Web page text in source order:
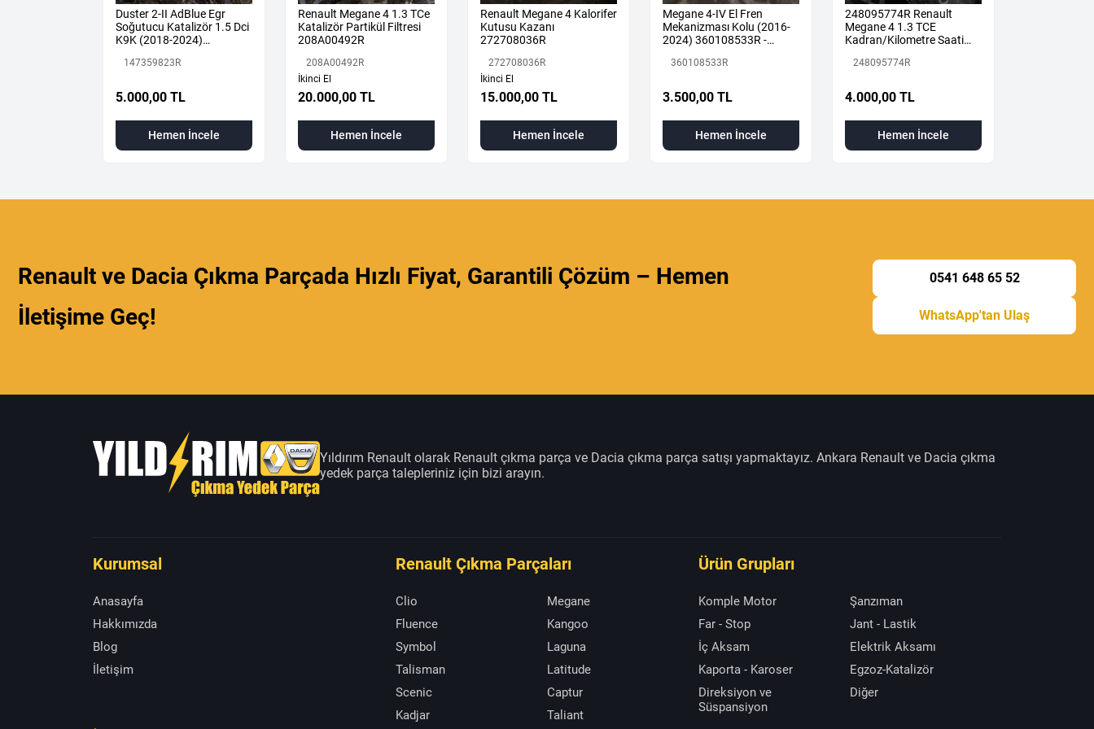
Duster 2-II AdBlue Egr
Soğutucu Katalizör 1.5 Dci
K9K (2018-2024)
Çıkma
147359823R
5.000,00 TL
Hemen İncele
Renault Megane 4 1.3 TCe
Katalizör Partikül Filtresi
208A00492R
208A00492R
İkinci El
20.000,00 TL
Hemen İncele
Renault Megane 4 Kalorifer
Kutusu Kazanı
272708036R
272708036R
İkinci El
15.000,00 TL
Hemen İncele
Megane 4-IV El Fren
Mekanizması Kolu (2016-
2024) 360108533R -
360108533R
3.500,00 TL
Hemen İncele
248095774R Renault
Megane 4 1.3 TCE
Kadran/Kilometre Saati
248095774R
4.000,00 TL
Hemen İncele
Renault ve Dacia Çıkma Parçada Hızlı Fiyat, Garantili Çözüm – Hemen
İletişime Geç!
0541 648 65 52
WhatsApp'tan Ulaş
Yıldırım Renault olarak Renault çıkma parça ve Dacia çıkma parça satışı yapmaktayız. Ankara Renault ve Dacia çıkma
yedek parça talepleriniz için bizi arayın.
Kurumsal
Anasayfa
Hakkımızda
Blog
İletişim
Renault Çıkma Parçaları
Clio
Megane
Fluence
Kangoo
Symbol
Laguna
Talisman
Latitude
Scenic
Captur
Kadjar
Taliant
Ürün Grupları
Komple Motor
Şanzıman
Far - Stop
Jant - Lastik
İç Aksam
Elektrik Aksamı
Kaporta - Karoser
Egzoz-Katalizör
Direksiyon ve
Süspansiyon
Diğer